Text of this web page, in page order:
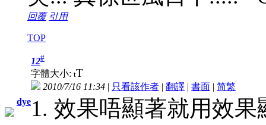
回覆 引用
TOP
dye
12#
字體大小: tT
2010/7/16 11:34 | 只看該作者 | 翻譯 | 書面 | 简繁
1. 效果唔顯著就用效